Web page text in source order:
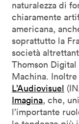
naturalezza di
chiaramente
americana,
soprattutto la
società
Thomson Digital
Machina. Inoltre
L’Audiovisuel
Imagina, che,
l’importante